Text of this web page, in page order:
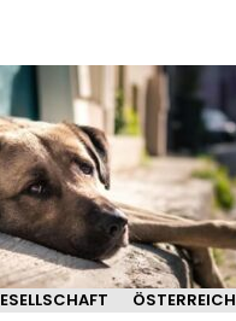
ÖSTERREICH